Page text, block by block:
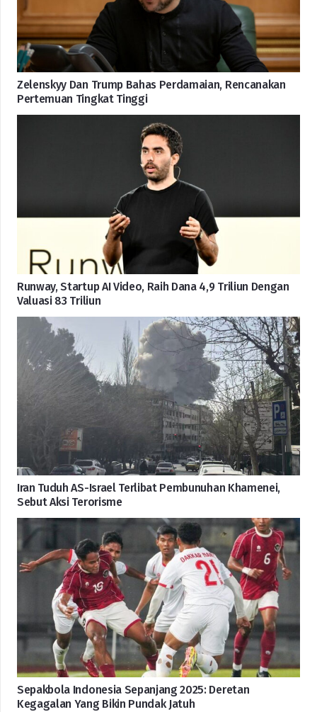
Zelenskyy Dan Trump Bahas Perdamaian, Rencanakan
Pertemuan Tingkat Tinggi
Runway, Startup AI Video, Raih Dana 4,9 Triliun Dengan
Valuasi 83 Triliun
Iran Tuduh AS-Israel Terlibat Pembunuhan Khamenei,
Sebut Aksi Terorisme
Sepakbola Indonesia Sepanjang 2025: Deretan
Kegagalan Yang Bikin Pundak Jatuh